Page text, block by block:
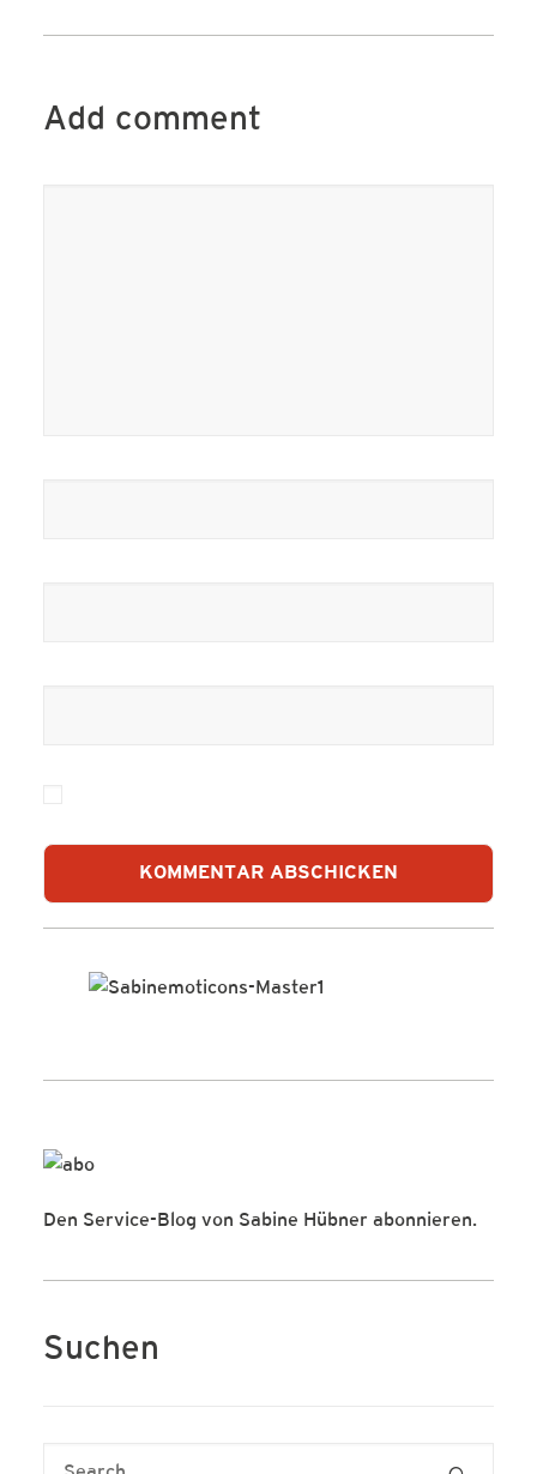
Add comment
Den Service-Blog von Sabine Hübner abonnieren.
Suchen